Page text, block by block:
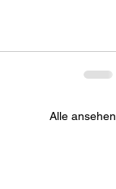
Alle ansehen